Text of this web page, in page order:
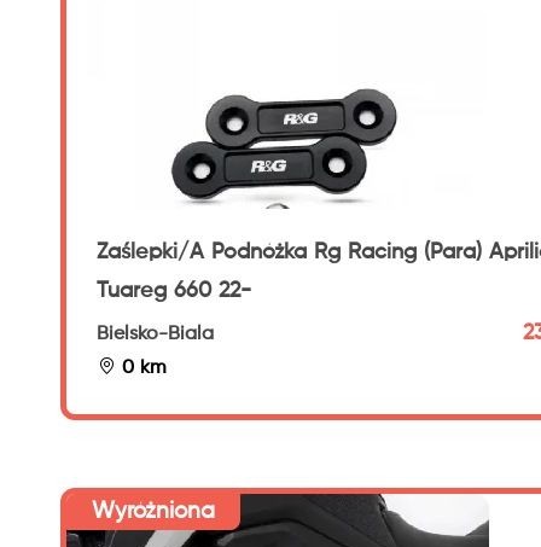
Zaślepki/A Podnóżka Rg Racing (Para)
Tuareg 660 22-
Bielsko-Biala
0 km
Wyróżniona